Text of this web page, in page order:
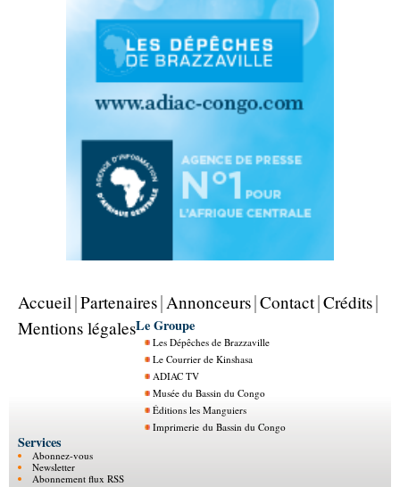
Accueil Partenaires Annonceurs Contact Crédits
Mentions légalesLe Groupe
Les Dépêches de Brazzaville
Le Courrier de Kinshasa
ADIAC TV
Musée du Bassin du Congo
Éditions les Manguiers
Imprimerie du Bassin du Congo
Services
Abonnez-vous
Newsletter
Abonnement flux RSS